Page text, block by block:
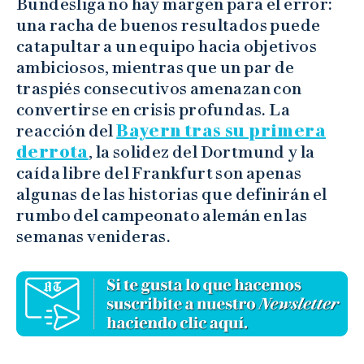
Bundesliga no hay margen para el error:
una racha de buenos resultados puede
catapultar a un equipo hacia objetivos
ambiciosos, mientras que un par de
traspiés consecutivos amenazan con
convertirse en crisis profundas. La
reacción delBayern tras su primera
derrota, la solidez del Dortmund y la
caída libre del Frankfurt son apenas
algunas de las historias que definirán el
rumbo del campeonato alemán en las
semanas venideras.